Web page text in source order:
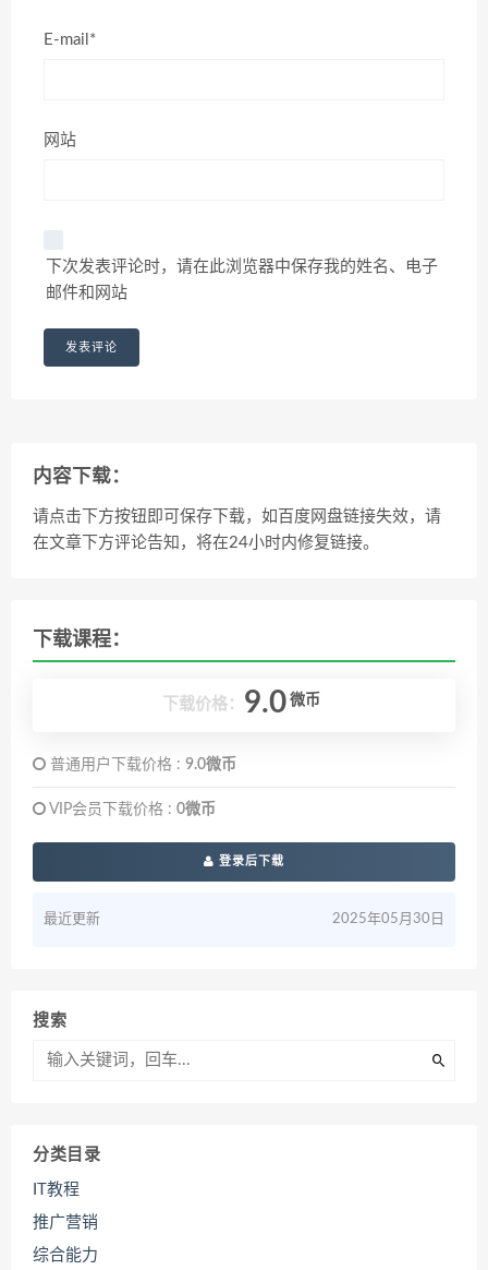
E-mail*
网站
下次发表评论时，请在此浏览器中保存我的姓名、电子
邮件和网站
内容下载：
请点击下方按钮即可保存下载，如百度网盘链接失效，请
在文章下方评论告知，将在24小时内修复链接。
下载课程：
下载价格： 9.0 微币
普通用户下载价格 : 9.0微币
VIP会员下载价格 : 0微币
登录后下载
最近更新 2025年05月30日
搜索
分类目录
IT教程
推广营销
综合能力